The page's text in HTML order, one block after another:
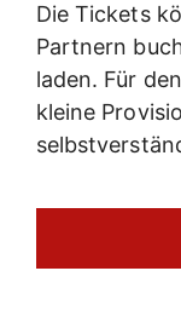
Die Tickets
Partnern
laden. Für
kleine